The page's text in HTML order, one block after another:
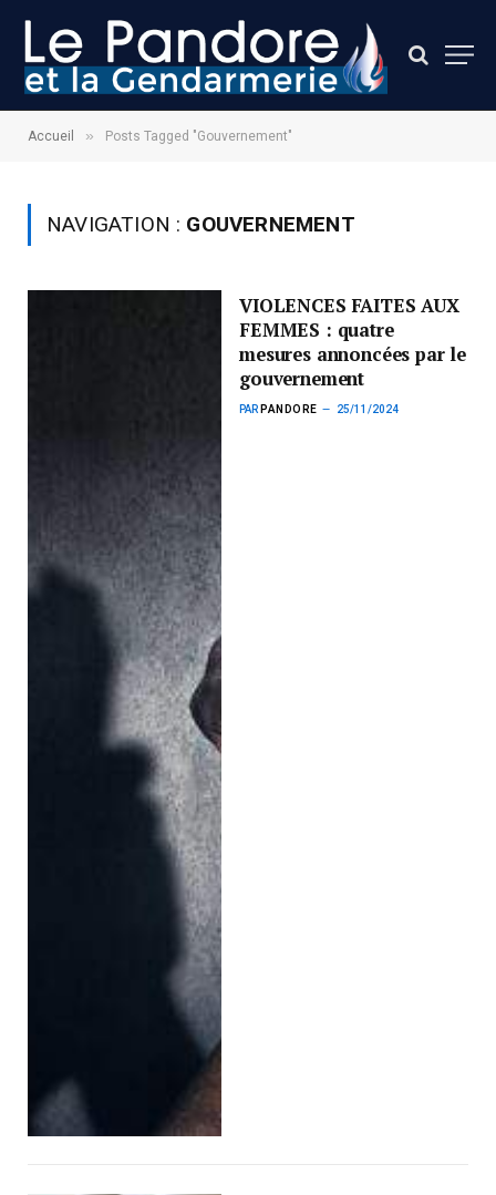
Accueil » Posts Tagged "Gouvernement"
NAVIGATION : GOUVERNEMENT
VIOLENCES FAITES AUX
FEMMES : quatre
mesures annoncées par le
gouvernement
PAR PANDORE 25/11/2024